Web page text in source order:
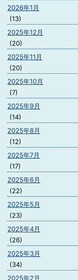
2026年1月
(13)
2025年12月
(20)
2025年11月
(20)
2025年10月
(7)
2025年9月
(14)
2025年8月
(12)
2025年7月
(17)
2025年6月
(22)
2025年5月
(23)
2025年4月
(26)
2025年3月
(34)
2025年2月